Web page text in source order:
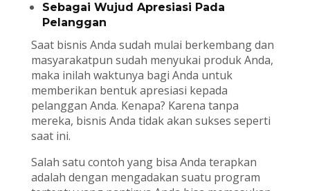
Sebagai Wujud Apresiasi Pada
Pelanggan
Saat bisnis Anda sudah mulai berkembang dan
masyarakatpun sudah menyukai produk Anda,
maka inilah waktunya bagi Anda untuk
memberikan bentuk apresiasi kepada
pelanggan Anda. Kenapa? Karena tanpa
mereka, bisnis Anda tidak akan sukses seperti
saat ini.
Salah satu contoh yang bisa Anda terapkan
adalah dengan mengadakan suatu program